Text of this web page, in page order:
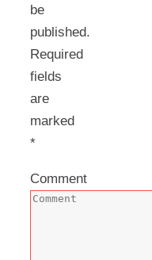
be
published.
Required
fields
are
marked
*
Comment